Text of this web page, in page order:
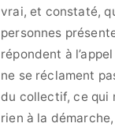
vrai, et constaté,
personnes
répondent à l’appel
ne se réclament
du collectif, ce qui
rien à la